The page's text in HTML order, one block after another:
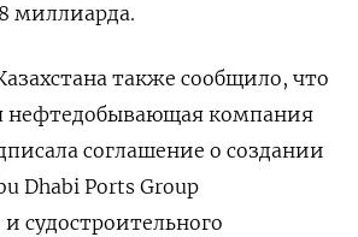
миллиарда.
также сообщило, что
нефтедобывающая компания
соглашение о создании
Dhabi Ports Group
судостроительного